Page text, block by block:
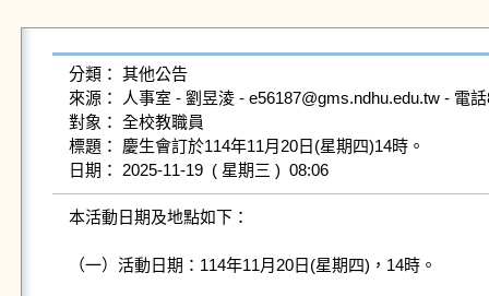
分類： 其他公告
來源： 人事室 - 劉昱淩 - e56187@gms.ndhu.edu.tw - 電
對象： 全校教職員
標題： 慶生會訂於114年11月20日(星期四)14時。
日期： 2025-11-19  ( 星期三 )  08:06
本活動日期及地點如下：
（一）活動日期：114年11月20日(星期四)，14時。